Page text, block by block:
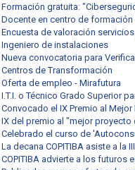
Formación gratuita:
Docente en centro de formación
Encuesta de valoración
Ingeniero de instalaciones
Nueva convocatoria para
Centros de Transformación
Oferta de empleo - Mirafutura
I.T.I. o Técnico Grado Superior
Convocado el IX Premio al
IX del premio al "mejor
Celebrado el curso de
La decana COPITIBA asiste a la
COPITIBA advierte a los futuros